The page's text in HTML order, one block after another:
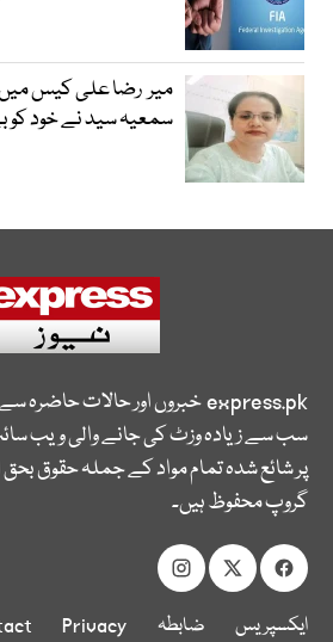
میر رضا علی کیس
سمعیہ سید نے خود کو
express.pkخبروں اور حالات حاضرہ
سب سے زیادہ وزٹ کی جانے والی ویب
پر شائع شدہ تمام مواد کے جملہ حقوق
گروپ محفوظ ہیں۔
ایکسپریس ضابطہ Privacy